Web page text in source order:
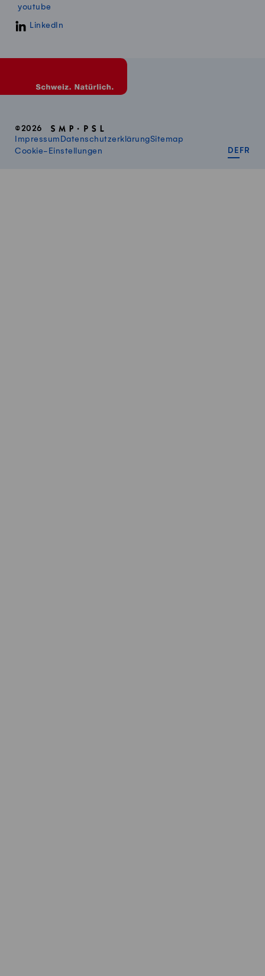
youtube
LinkedIn
©2026
Impressum DatenschutzerklärungSitemap
Cookie-Einstellungen
DE FR